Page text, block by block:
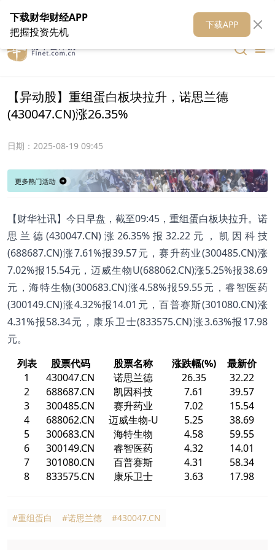
在线客服 关于我们 财华媒体矩阵 财华智库
【异动股】重组蛋白板块拉升，诺思兰德
(430047.CN)涨26.35%
日期： 2025-08-19 09:45
【财华社讯】今日早盘，截至09:45，重组蛋白板块拉升。诺
思兰德(430047.CN)涨26.35%报32.22元，凯因科技
(688687.CN)涨7.61%报39.57元，赛升药业(300485.CN)涨
7.02%报15.54元，迈威生物U(688062.CN)涨5.25%报38.69
元，海特生物(300683.CN)涨4.58%报59.55元，睿智医药
(300149.CN)涨4.32%报14.01元，百普赛斯(301080.CN)涨
4.31%报58.34元，康乐卫士(833575.CN)涨3.63%报17.98
元。
列表
股票代码 股票名称 涨跌幅(%)
最新价
1
430047.CN 诺思兰德 26.35
32.22
2
688687.CN 凯因科技 7.61
39.57
3
300485.CN 赛升药业 7.02
15.54
4
688062.CN 迈威生物-U 5.25
38.69
5
300683.CN 海特生物 4.58
59.55
6
300149.CN 睿智医药 4.32
14.01
7
301080.CN 百普赛斯 4.31
58.34
8
833575.CN 康乐卫士 3.63 17.98
#重组蛋白 #诺思兰德 #430047.CN
下载财华财经APP
把握投资先机
下载APP